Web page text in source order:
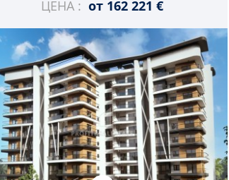
ЦЕНА : от 162 221 €